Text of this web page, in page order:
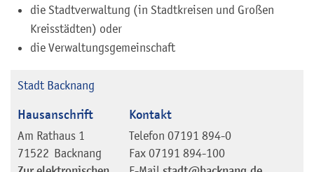
die Stadtverwaltung (in Stadtkreisen und Großen
Kreisstädten) oder
die Verwaltungsgemeinschaft
Stadt Backnang
Hausanschrift
Am Rathaus 1
71522 Backnang
Kontakt
Telefon 07191 894-0
Fax 07191 894-100